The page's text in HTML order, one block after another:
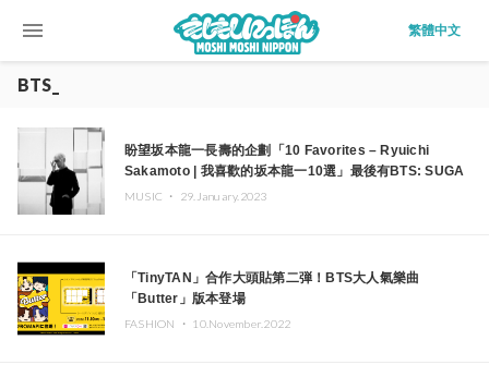
menu 繁體中文
BTS_
盼望坂本龍一長壽的企劃「10 Favorites – Ryuichi
Sakamoto | 我喜歡的坂本龍一10選」最後有BTS: SUGA
登場
MUSIC ・ 29.January.2023
「TinyTAN」合作大頭貼第二弾！BTS大人氣樂曲
「Butter」版本登場
FASHION ・ 10.November.2022